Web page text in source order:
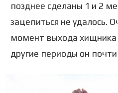
позднее сделаны 1 и 2
зацепиться не удалось.
момент выхода хищника
другие периоды он